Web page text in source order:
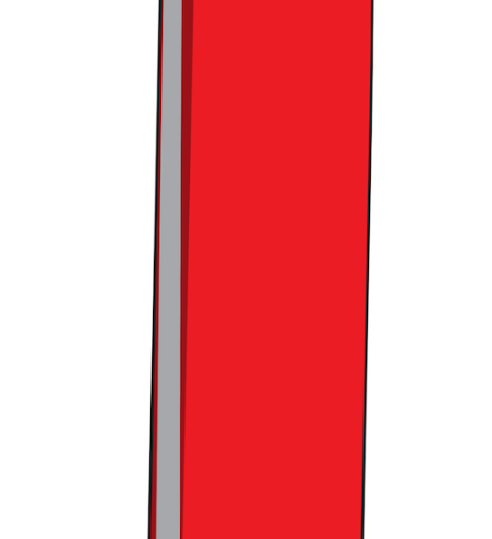
더욱이 온라인 확장도 적극적이었습니다.
버이츠와 제휴해 식료품 배달 서비스를 제공
개별 매장 입장에선 매출이 줄어들 수 있는 구조지만, 마이바
스켓은 오히려 이걸 과감히 선택하고 빠르게 실행에 옮겼습니
다. 결과적으로는 더 큰 성장을 위한 발판이 되고 있고요.
반면 많은 유통 기업들이 환경 변화에 대응하지 못한 건, 내부
이해관계 때문이었습니다.
오프라인과 온라인, 본사와 가맹점,
슈퍼마켓과 할인점 사이에 충돌이 잦다 보니, 변화는 늘 뒷전
으로 밀리기 일쑤였죠. 결국 변화에 실패한 기업들은 점점 시
장에서 자리를 잃어갔고요.
마이바스켓은 직영 중심 모델로 이 구조적인 문제를 정면 돌파
했습니다. 그 결과 2025년 4월 기준 매장 수는 1,200개를 돌파
했고, 지금 같은 흐름이라면 앞으로도 안정적인 성장이 기대됩
결국 마이바스켓과 국내 유통사들의 가장 큰 차이는 ‘조직이
한 방향으로 움직이느냐’에 있습니다. 최근 국내 기업들도 사
업부 통합 등 변화의 움직임을 보이고는 있지만, 아직 갈 길이
남아 있죠. 마이바스켓처럼 진짜 변화를 만들고 싶다면, 결국
회사 전체가 ‘원팀’이 되는 구조를 갖춰야 할 때입니다.
트렌드라이트는 국내 최대 규모의 커머스 버티컬